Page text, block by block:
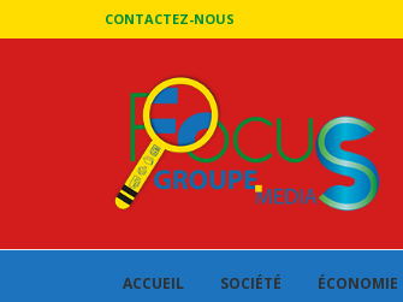
CONTACTEZ-NOUS
ACCUEIL SOCIÉTÉ ÉCONOMIE